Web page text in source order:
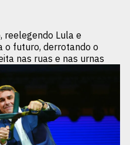
reelegendo Lula e
o futuro, derrotando o
nas ruas e nas urnas